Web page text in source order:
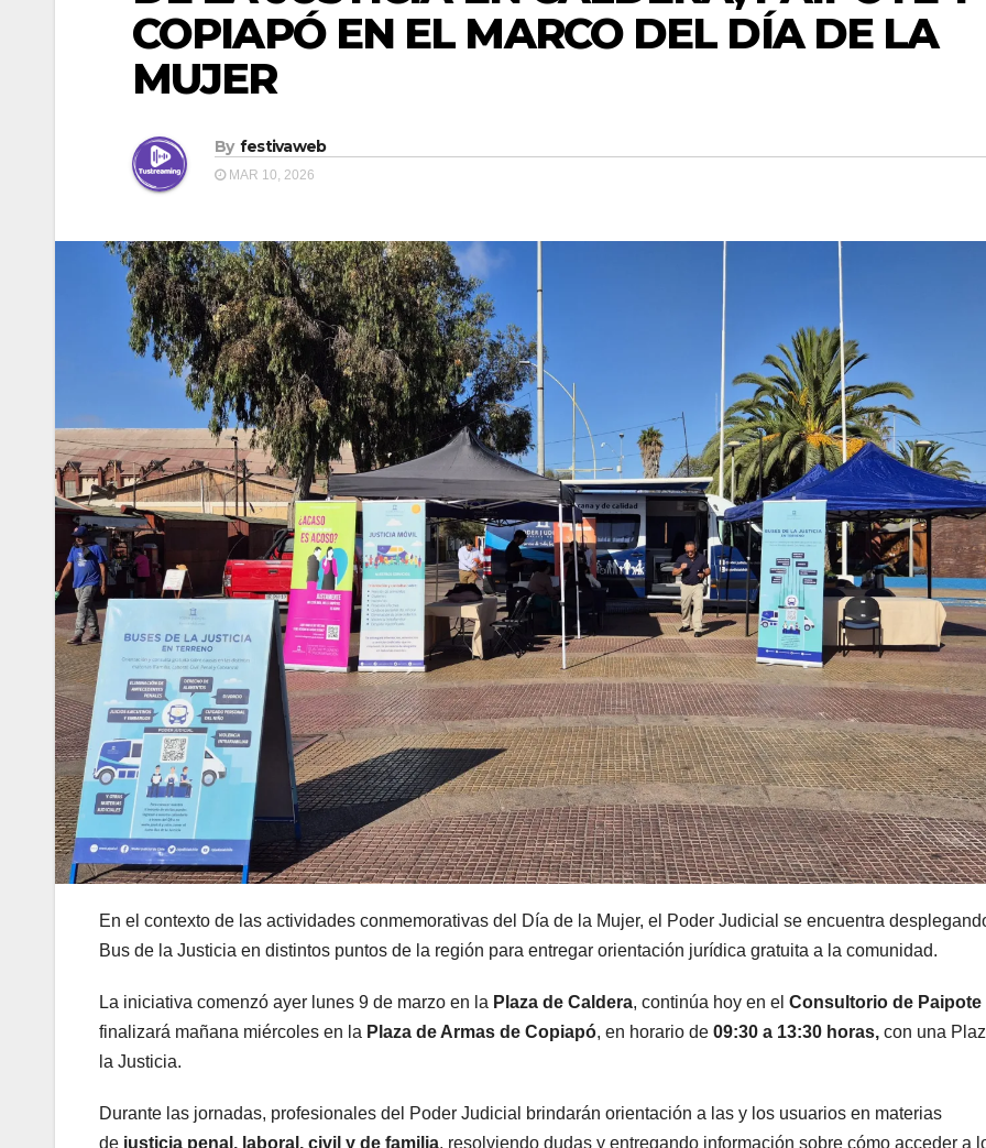
COPIAPÓ EN EL MARCO DEL DÍA DE LA
MUJER
By festivaweb
MAR 10, 2026
En el contexto de las actividades conmemorativas del Día de la Mujer, el Poder Judicial se encuentra
Bus de la Justicia en distintos puntos de la región para entregar orientación jurídica gratuita a la comunidad.
La iniciativa comenzó ayer lunes 9 de marzo en la Plaza de Caldera, continúa hoy en el Consultorio de Paipote
finalizará mañana miércoles en la Plaza de Armas de Copiapó, en horario de 09:30 a 13:30 horas, con una
la Justicia.
Durante las jornadas, profesionales del Poder Judicial brindarán orientación a las y los usuarios en materias
de justicia penal, laboral, civil y de familia, resolviendo dudas y entregando información sobre cómo acceder a